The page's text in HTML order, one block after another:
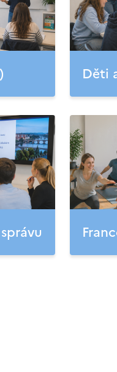
Děti